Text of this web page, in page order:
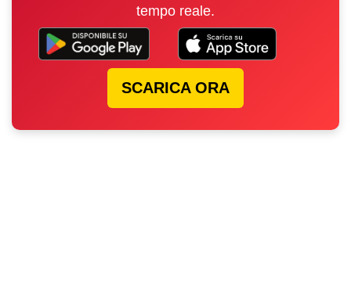
tempo reale.
SCARICA ORA